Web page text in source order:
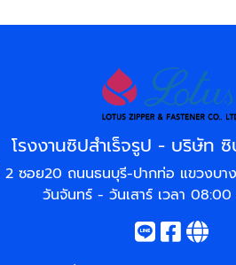
โรงงานซิปสำเร็จรูป - บริษัท
2 ซอย20 ถนนธนบุรี-ปากท่อ แขวงบ
วันจันทร์ - วันเสาร์ เวลา